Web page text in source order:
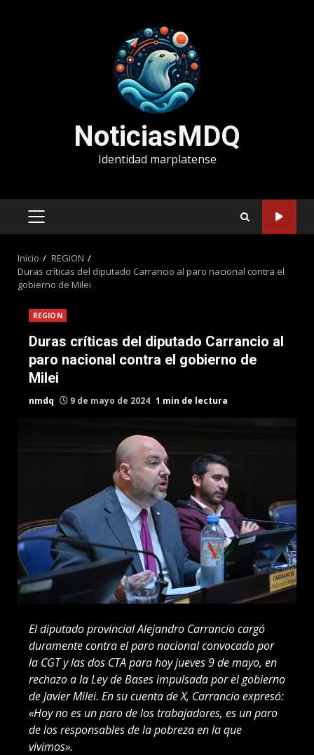
NoticiasMDQ
Identidad marplatense
MENÚ
Inicio
REGION
Duras críticas del diputado Carrancio al paro nacional contra el
gobierno de Milei
REGION
Duras críticas del diputado Carrancio al
paro nacional contra el gobierno de
Milei
nmdq 9 de mayo de 2024 1 min de lectura
El diputado provincial Alejandro Carrancio cargó
duramente contra el paro nacional convocado por
la CGT y las dos CTA para hoy jueves 9 de mayo, en
rechazo a la Ley de Bases impulsada por el gobierno
de Javier Milei. En su cuenta de X, Carrancio expresó:
«Hoy no es un paro de los trabajadores, es un paro
de los responsables de la pobreza en la que
vivimos».